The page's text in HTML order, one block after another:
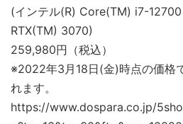
(インテル(R) Core(TM) i7-
RTX(TM) 3070)
259,980円（税込）
※2022年3月18日(金)時点の価格
れます。
https://www.dospara.co.jp/